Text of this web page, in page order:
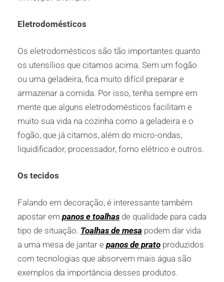
Eletrodomésticos
Os eletrodomésticos são tão importantes quanto
os utensílios que citamos acima. Sem um fogão
ou uma geladeira, fica muito difícil preparar e
armazenar a comida. Por isso, tenha sempre em
mente que alguns eletrodomésticos facilitam e
muito sua vida na cozinha como a geladeira e o
fogão, que já citamos, além do micro-ondas,
liquidificador, processador, forno elétrico e outros.
Os tecidos
Falando em decoração, é interessante também
apostar em panos e toalhas de qualidade para cada
tipo de situação. Toalhas de mesa podem dar vida
a uma mesa de jantar e panos de prato produzidos
com tecnologias que absorvem mais água são
exemplos da importância desses produtos.